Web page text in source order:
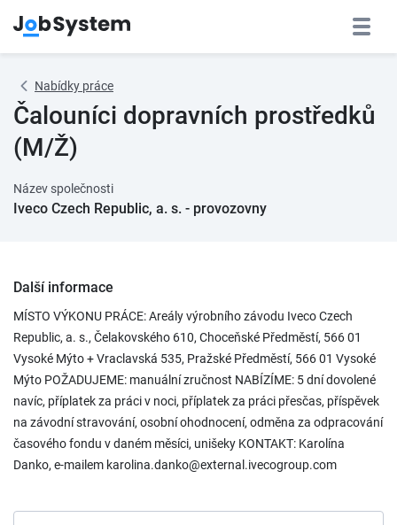
Nabídky práce
Čalouníci dopravních prostředků
(M/Ž)
Název společnosti
Iveco Czech Republic, a. s. - provozovny
Další informace
MÍSTO VÝKONU PRÁCE: Areály výrobního závodu Iveco Czech
Republic, a. s., Čelakovského 610, Choceňské Předměstí, 566 01
Vysoké Mýto + Vraclavská 535, Pražské Předměstí, 566 01 Vysoké
Mýto POŽADUJEME: manuální zručnost NABÍZÍME: 5 dní dovolené
navíc, příplatek za práci v noci, příplatek za práci přesčas, příspěvek
na závodní stravování, osobní ohodnocení, odměna za odpracování
časového fondu v daném měsíci, unišeky KONTAKT: Karolína
Danko, e-mailem karolina.danko@external.ivecogroup.com